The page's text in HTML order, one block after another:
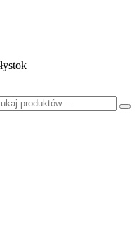
Alchimika, MC-Bauchemie